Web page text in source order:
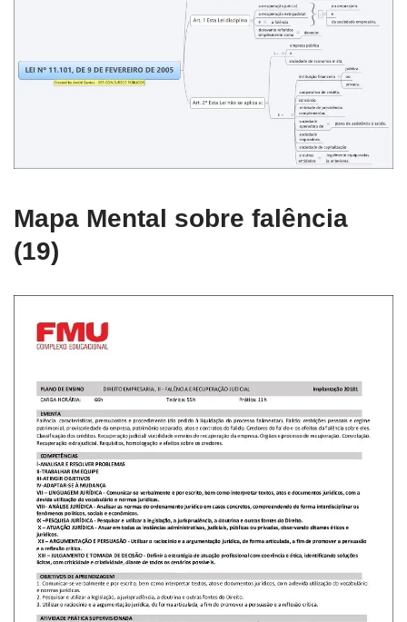
Mapa Mental sobre falência
(19)